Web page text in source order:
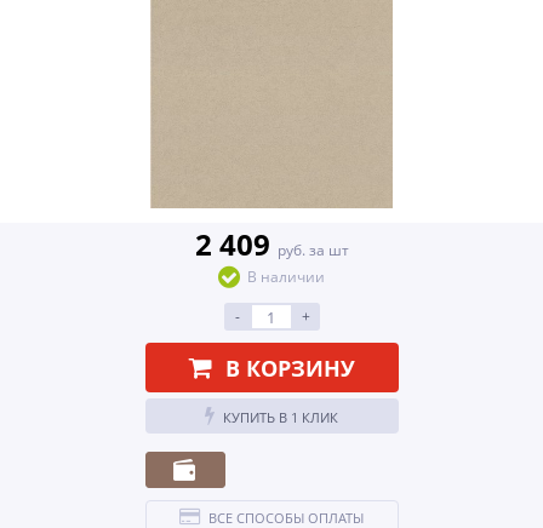
2 409 руб. за шт
В наличии
-
+
В КОРЗИНУ
КУПИТЬ В 1 КЛИК
ВСЕ СПОСОБЫ ОПЛАТЫ